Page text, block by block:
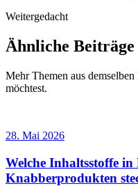
Weitergedacht
Ähnliche Beiträge
Mehr Themen aus
möchtest.
28. Mai 2026
Welche Inhaltsstoffe
Knabberprodukten